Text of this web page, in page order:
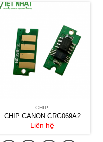
CHIP
CHIP CANON CRG069A2
Liên hệ